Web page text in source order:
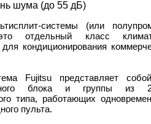
шума (до 55 дБ)
системы (или
отдельный класс
для кондиционирования
Fujitsu представляет
блока и группы из
типа, работающих
пульта.